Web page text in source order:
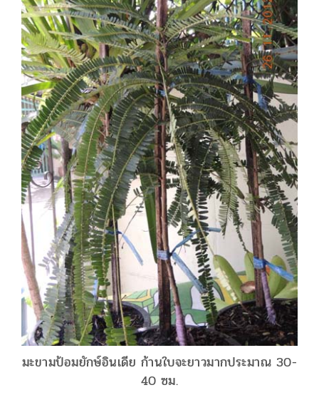
มะขามป้อมยักษ์อินเดีย ก้านใบจะยาวมากประมาณ 30-
40 ซม.